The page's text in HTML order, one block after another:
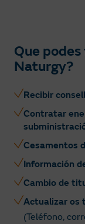
Que
Naturgy?
Recibir
Contratar
Cesamentos
Información
Cambio de
Actualizar os
(Teléfono,